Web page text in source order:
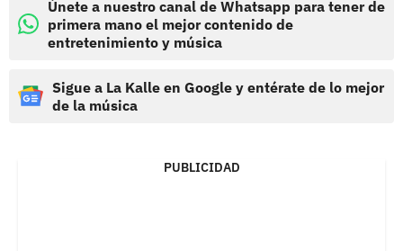
Únete a nuestro canal de Whatsapp para tener de
primera mano el mejor contenido de
entretenimiento y música
Sigue a La Kalle en Google y entérate de lo mejor
de la música
PUBLICIDAD